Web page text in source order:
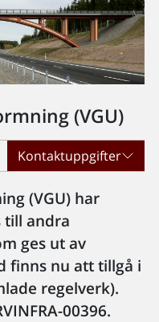
(VGU)
Kontaktuppgifter
(VGU) har
till andra
ges ut av
finns nu att tillgå i
regelverk).
00396.